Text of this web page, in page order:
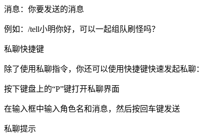
消息：你要发送的消息
例如：/tell小明你好，可以一起组队刷怪吗？
私聊快捷键
除了使用私聊指令，你还可以使用快捷键快速发起私聊：
按下键盘上的“P”键打开私聊界面
在输入框中输入角色名和消息，然后按回车键发送
私聊提示